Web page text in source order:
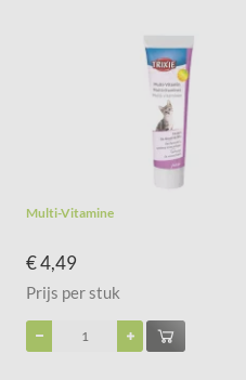
Multi-Vitamine
€ 4,49
Prijs per stuk